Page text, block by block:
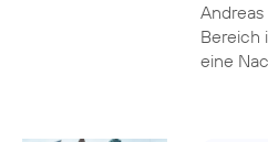
Bereich
eine